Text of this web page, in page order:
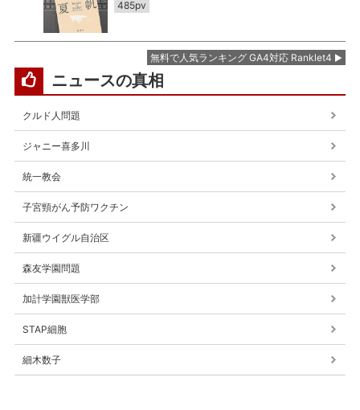
485pv
無料で人気ランキング GA4対応 Ranklet4
ニュースの真相
クルド人問題
ジャニー喜多川
統一教会
子宮頸がん予防ワクチン
新疆ウイグル自治区
森友学園問題
加計学園獣医学部
STAP細胞
細木数子